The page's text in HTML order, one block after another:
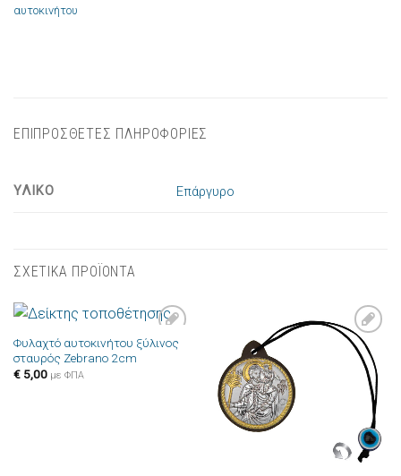
αυτοκινήτου
ΕΠΙΠΡΟΣΘΕΤΕΣ ΠΛΗΡΟΦΟΡΙΕΣ
ΥΛΙΚΟ Επάργυρο
ΣΧΕΤΙΚΑ ΠΡΟΪΟΝΤΑ
Πρόσθήκη
στην λίστα
Φυλαχτό αυτοκινήτου ξύλινος
σταυρός Zebrano 2cm
€5,00 με ΦΠΑ
Πρόσθήκη
στην λίστα
επιθυμιών